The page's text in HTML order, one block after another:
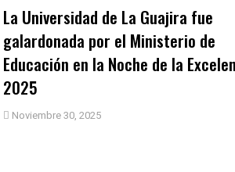
La Universidad de La Guajira fue
galardonada por el Ministerio de
Educación en la Noche de la
2025
Noviembre 30, 2025